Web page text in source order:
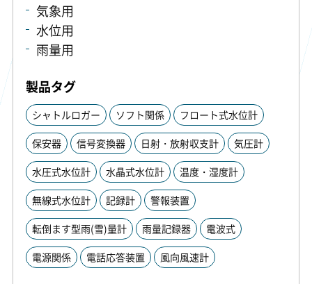
気象用
水位用
雨量用
製品タグ
シャトルロガー ソフト関係 フロート式水位計
保安器 信号変換器 日射・放射収支計 気圧計
水圧式水位計 水晶式水位計 温度・湿度計
無線式水位計 記録計 警報装置
転倒ます型雨(雪)量計 雨量記録器 電波式
電源関係 電話応答装置 風向風速計